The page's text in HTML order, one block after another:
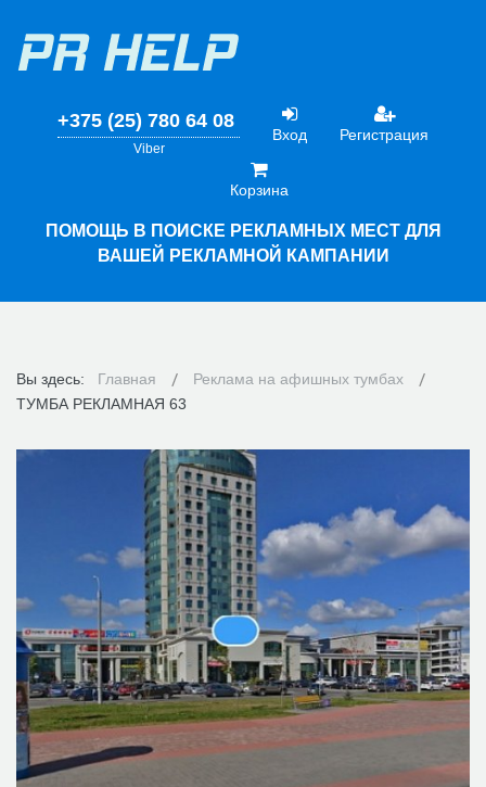
+375 (25) 780 64 08
Viber
Вход Регистрация
Корзина
ПОМОЩЬ В ПОИСКЕ РЕКЛАМНЫХ МЕСТ ДЛЯ
ВАШЕЙ РЕКЛАМНОЙ КАМПАНИИ
Вы здесь: Главная
Реклама на афишных тумбах
ТУМБА РЕКЛАМНАЯ 63